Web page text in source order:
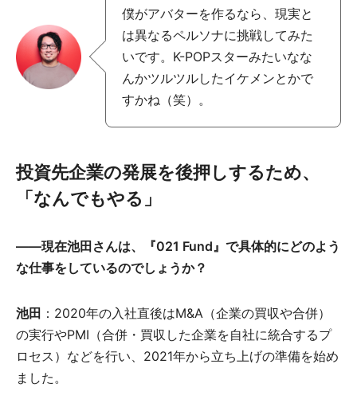
僕がアバターを作るなら、現実と
は異なるペルソナに挑戦してみた
いです。K-POPスターみたいなな
んかツルツルしたイケメンとかで
すかね（笑）。
投資先企業の発展を後押しするため、
「なんでもやる」
――現在池田さんは、『021 Fund』で具体的にどのよう
な仕事をしているのでしょうか？
池田 ：2020年の入社直後はM&A（企業の買収や合併）
の実行やPMI（合併・買収した企業を自社に統合するプ
ロセス）などを行い、2021年から立ち上げの準備を始め
ました。